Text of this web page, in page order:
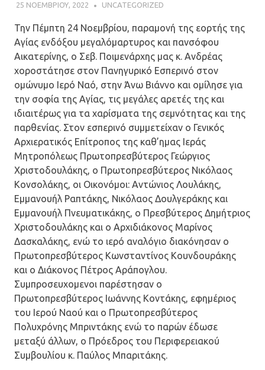
25 ΝΟΕΜΒΡΊΟΥ, 2022 ΠΑΤΉΡ ΜΙΧΑΉΛ ΠΑΠΑΪΩΆΝΝΟΥ
UNCATEGORIZED
Την Πέμπτη 24 Νοεμβρίου, παραμονή της εορτής της
Αγίας ενδόξου μεγαλόμαρτυρος και πανσόφου
Αικατερίνης, ο Σεβ. Ποιμενάρχης μας κ. Ανδρέας
χοροστάτησε στον Πανηγυρικό Εσπερινό στον
ομώνυμο Ιερό Ναό, στην Άνω Βιάννο και ομίλησε για
την σοφία της Αγίας, τις μεγάλες αρετές της και
ιδιαιτέρως για τα χαρίσματα της σεμνότητας και της
παρθενίας. Στον εσπερινό συμμετείχαν ο Γενικός
Αρχιερατικός Επίτροπος της καθ’ημας Ιεράς
Μητροπόλεως Πρωτοπρεσβύτερος Γεώργιος
Χριστοδουλάκης, ο Πρωτοπρεσβύτερος Νικόλαος
Κονσολάκης, οι Οικονόμοι: Αντώνιος Λουλάκης,
Εμμανουήλ Ραπτάκης, Νικόλαος Δουλγεράκης και
Εμμανουήλ Πνευματικάκης, ο Πρεσβύτερος Δημήτριος
Χριστοδουλάκης και ο Αρχιδιάκονος Μαρίνος
Δασκαλάκης, ενώ το ιερό αναλόγιο διακόνησαν ο
Πρωτοπρεσβύτερος Κωνσταντίνος Κουνδουράκης
και ο Διάκονος Πέτρος Αράπογλου.
Συμπροσευχομενοι παρέστησαν ο
Πρωτοπρεσβύτερος Ιωάννης Κοντάκης, εφημέριος
του Ιερού Ναού και ο Πρωτοπρεσβύτερος
Πολυχρόνης Μπριντάκης ενώ το παρών έδωσε
μεταξύ άλλων, ο Πρόεδρος του Περιφερειακού
Συμβουλίου κ. Παύλος Μπαριτάκης.